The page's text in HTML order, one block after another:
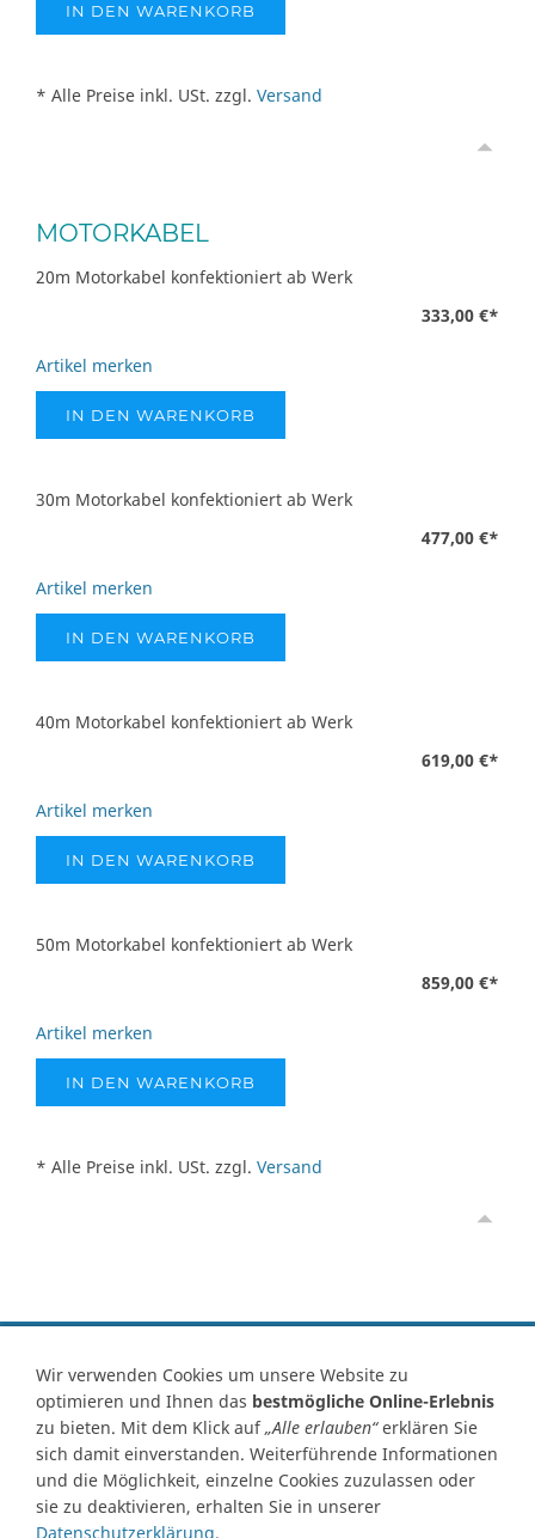
IN DEN WARENKORB
* Alle Preise inkl. USt. zzgl. Versand
MOTORKABEL
20m Motorkabel konfektioniert ab Werk
333,00 €*
Artikel merken
IN DEN WARENKORB
30m Motorkabel konfektioniert ab Werk
477,00 €*
Artikel merken
IN DEN WARENKORB
40m Motorkabel konfektioniert ab Werk
619,00 €*
Artikel merken
IN DEN WARENKORB
50m Motorkabel konfektioniert ab Werk
859,00 €*
Artikel merken
IN DEN WARENKORB
* Alle Preise inkl. USt. zzgl. Versand
Vertrag widerrufen
Kontakt Ersatzteile-AnfrageZahlungsartenVersand
WiderrufsrechtWiderrufsformularAGB Datenschutz
ImpressumIhre Cookie Einstellungen
Abbildungen können von Originalware abweichen! Angabe von
technischen Daten und Lieferzeit unter Vorbehalt.
Wir verwenden Cookies um unsere Website zu
optimieren und Ihnen das bestmögliche Online-Erlebnis
zu bieten. Mit dem Klick auf„Alle erlauben“erklären Sie
sich damit einverstanden. Weiterführende Informationen
und die Möglichkeit, einzelne Cookies zuzulassen oder
sie zu deaktivieren, erhalten Sie in unserer
Datenschutzerklärung.